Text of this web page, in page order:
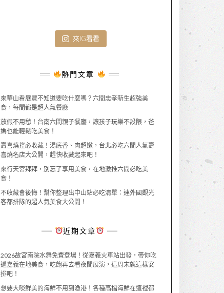
來IG看看
熱門文章
來華山看展覽不知道要吃什麼嗎？六間忠孝新生超強美
食，每間都是超人氣餐廳
放假不用愁！台南六間親子餐廳，讓孩子玩樂不設限，爸
媽也能輕鬆吃美食！
壽喜燒控必收藏！湯底香、肉超嫩，台北必吃六間人氣壽
喜燒名店大公開，趕快收藏起來吧！
來行天宮拜拜，別忘了享用美食，在地激推六間必吃美
食！
不收藏會後悔！幫你整理出中山站必吃清單：連外國觀光
客都排隊的超人氣美食大公開！
近期文章
2026故宮南院水舞免費登場！從嘉義火車站出發，帶你吃
遍嘉義在地美食，吃飽再去看夜間展演，這周末就這樣安
排吧！
想要大啖鮮美的海鮮不用到漁港！各種高檔海鮮在這裡都